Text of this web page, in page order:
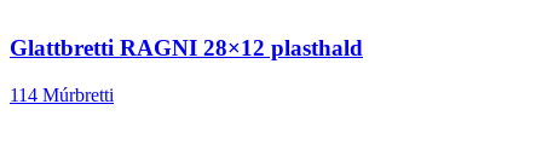
Glattbretti RAGNI 28×12 plasthald
114 Múrbretti